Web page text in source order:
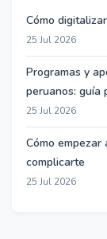
Cómo
25 Jul 2026
Programas y
peruanos: guía
25 Jul 2026
Cómo
complicarte
25 Jul 2026